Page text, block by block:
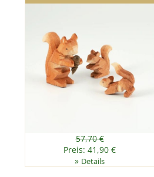
57,70 €
Preis: 41,90 €
» Details